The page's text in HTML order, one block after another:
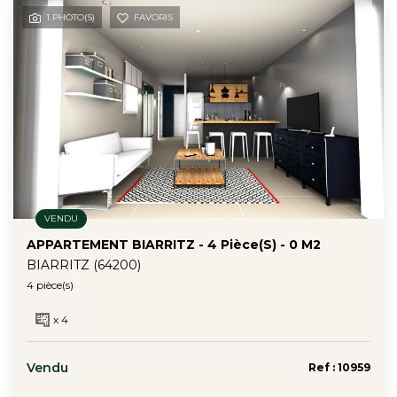
Contact
1 PHOTO(S) FAVORIS
VENDU
APPARTEMENT BIARRITZ - 4 Pièce(s) - 0 M2
BIARRITZ (64200)
4 pièce(s)
x 4
Vendu Ref : 10959